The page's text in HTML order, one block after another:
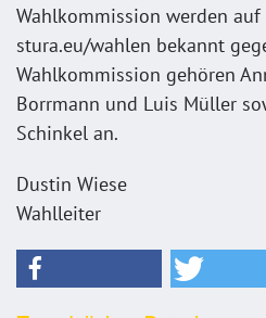
Wahlkommission werden auf
stura.eu/wahlen bekannt
Wahlkommission gehören
Borrmann und Luis Müller
Schinkel an.
Dustin Wiese
Wahlleiter